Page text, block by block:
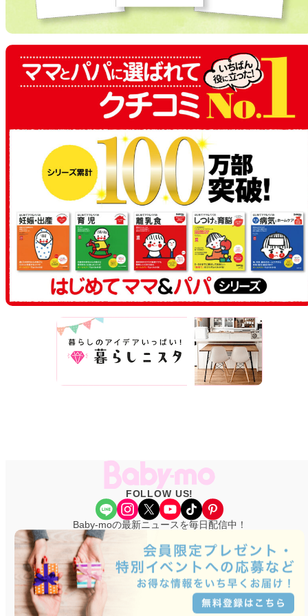
FOLLOW US!
Share Icon Instagram X YouTube TikTok Pinterest
Baby-moの最新ニュースを毎日配信中！